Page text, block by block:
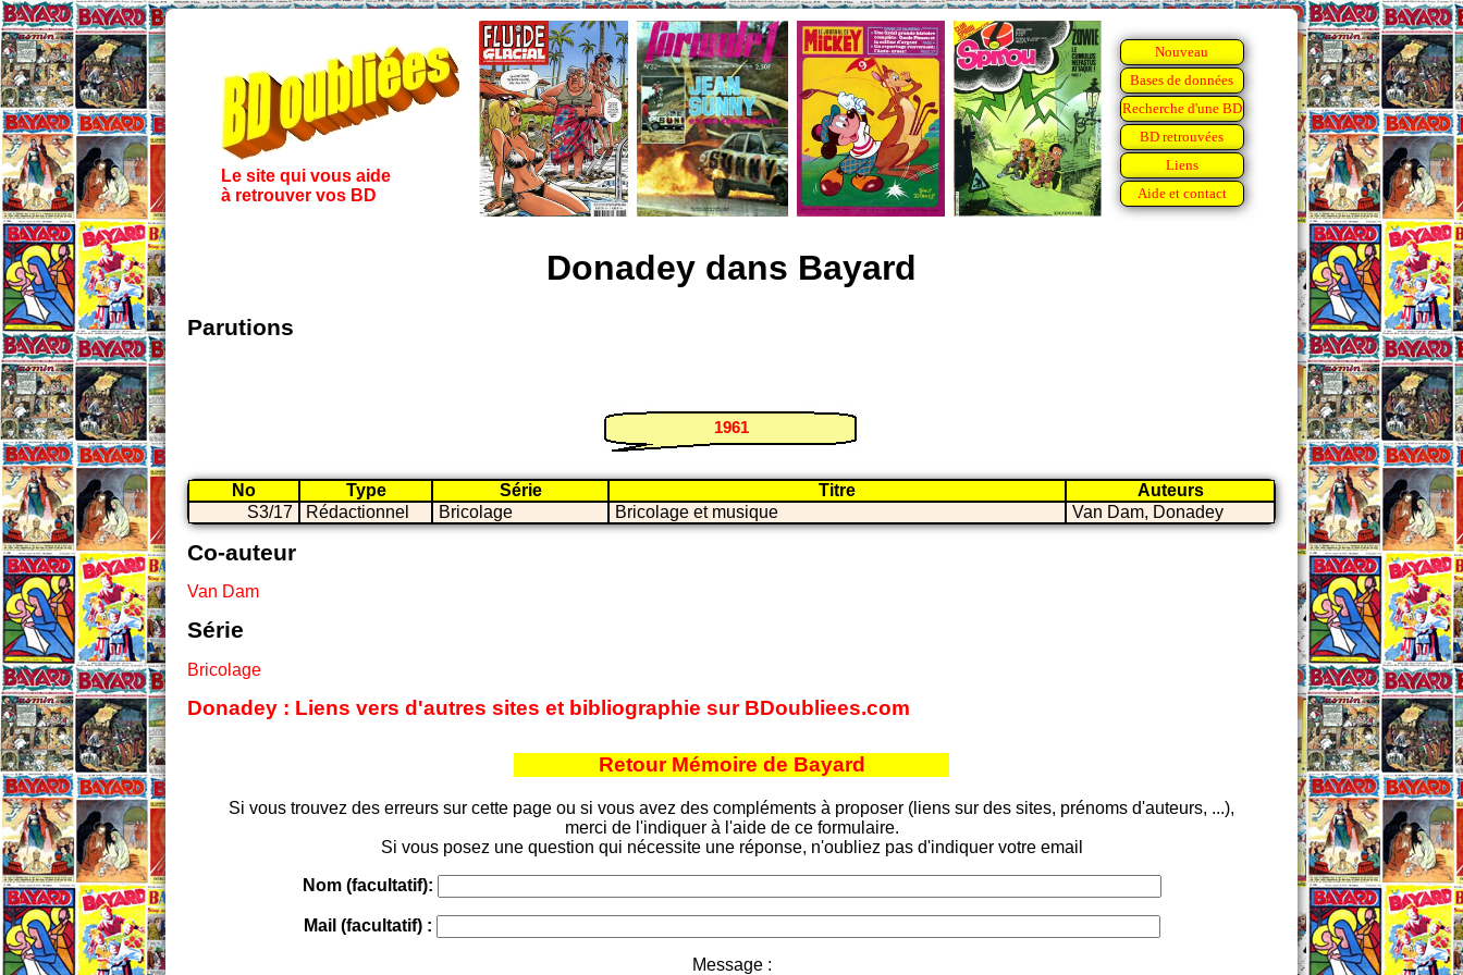
Le site qui vous aide
à retrouver vos BD
Nouveau
Bases de données
Recherche d'une BD
BD retrouvées
Liens
Aide et contact
Donadey dans Bayard
Parutions
1961
No Type Série Titre
Auteurs
S3/17
Rédactionnel Bricolage Bricolage et musique Van Dam, Donadey
Co-auteur
Van Dam
Série
Bricolage
Donadey : Liens vers d'autres sites et bibliographie sur BDoubliees.com
Retour Mémoire de Bayard
Si vous trouvez des erreurs sur cette page ou si vous avez des compléments à proposer (liens sur des sites, prénoms d'auteurs, ...),
merci de l'indiquer à l'aide de ce formulaire.
Si vous posez une question qui nécessite une réponse, n'oubliez pas d'indiquer votre email
Nom (facultatif):
Mail (facultatif) :
Message :